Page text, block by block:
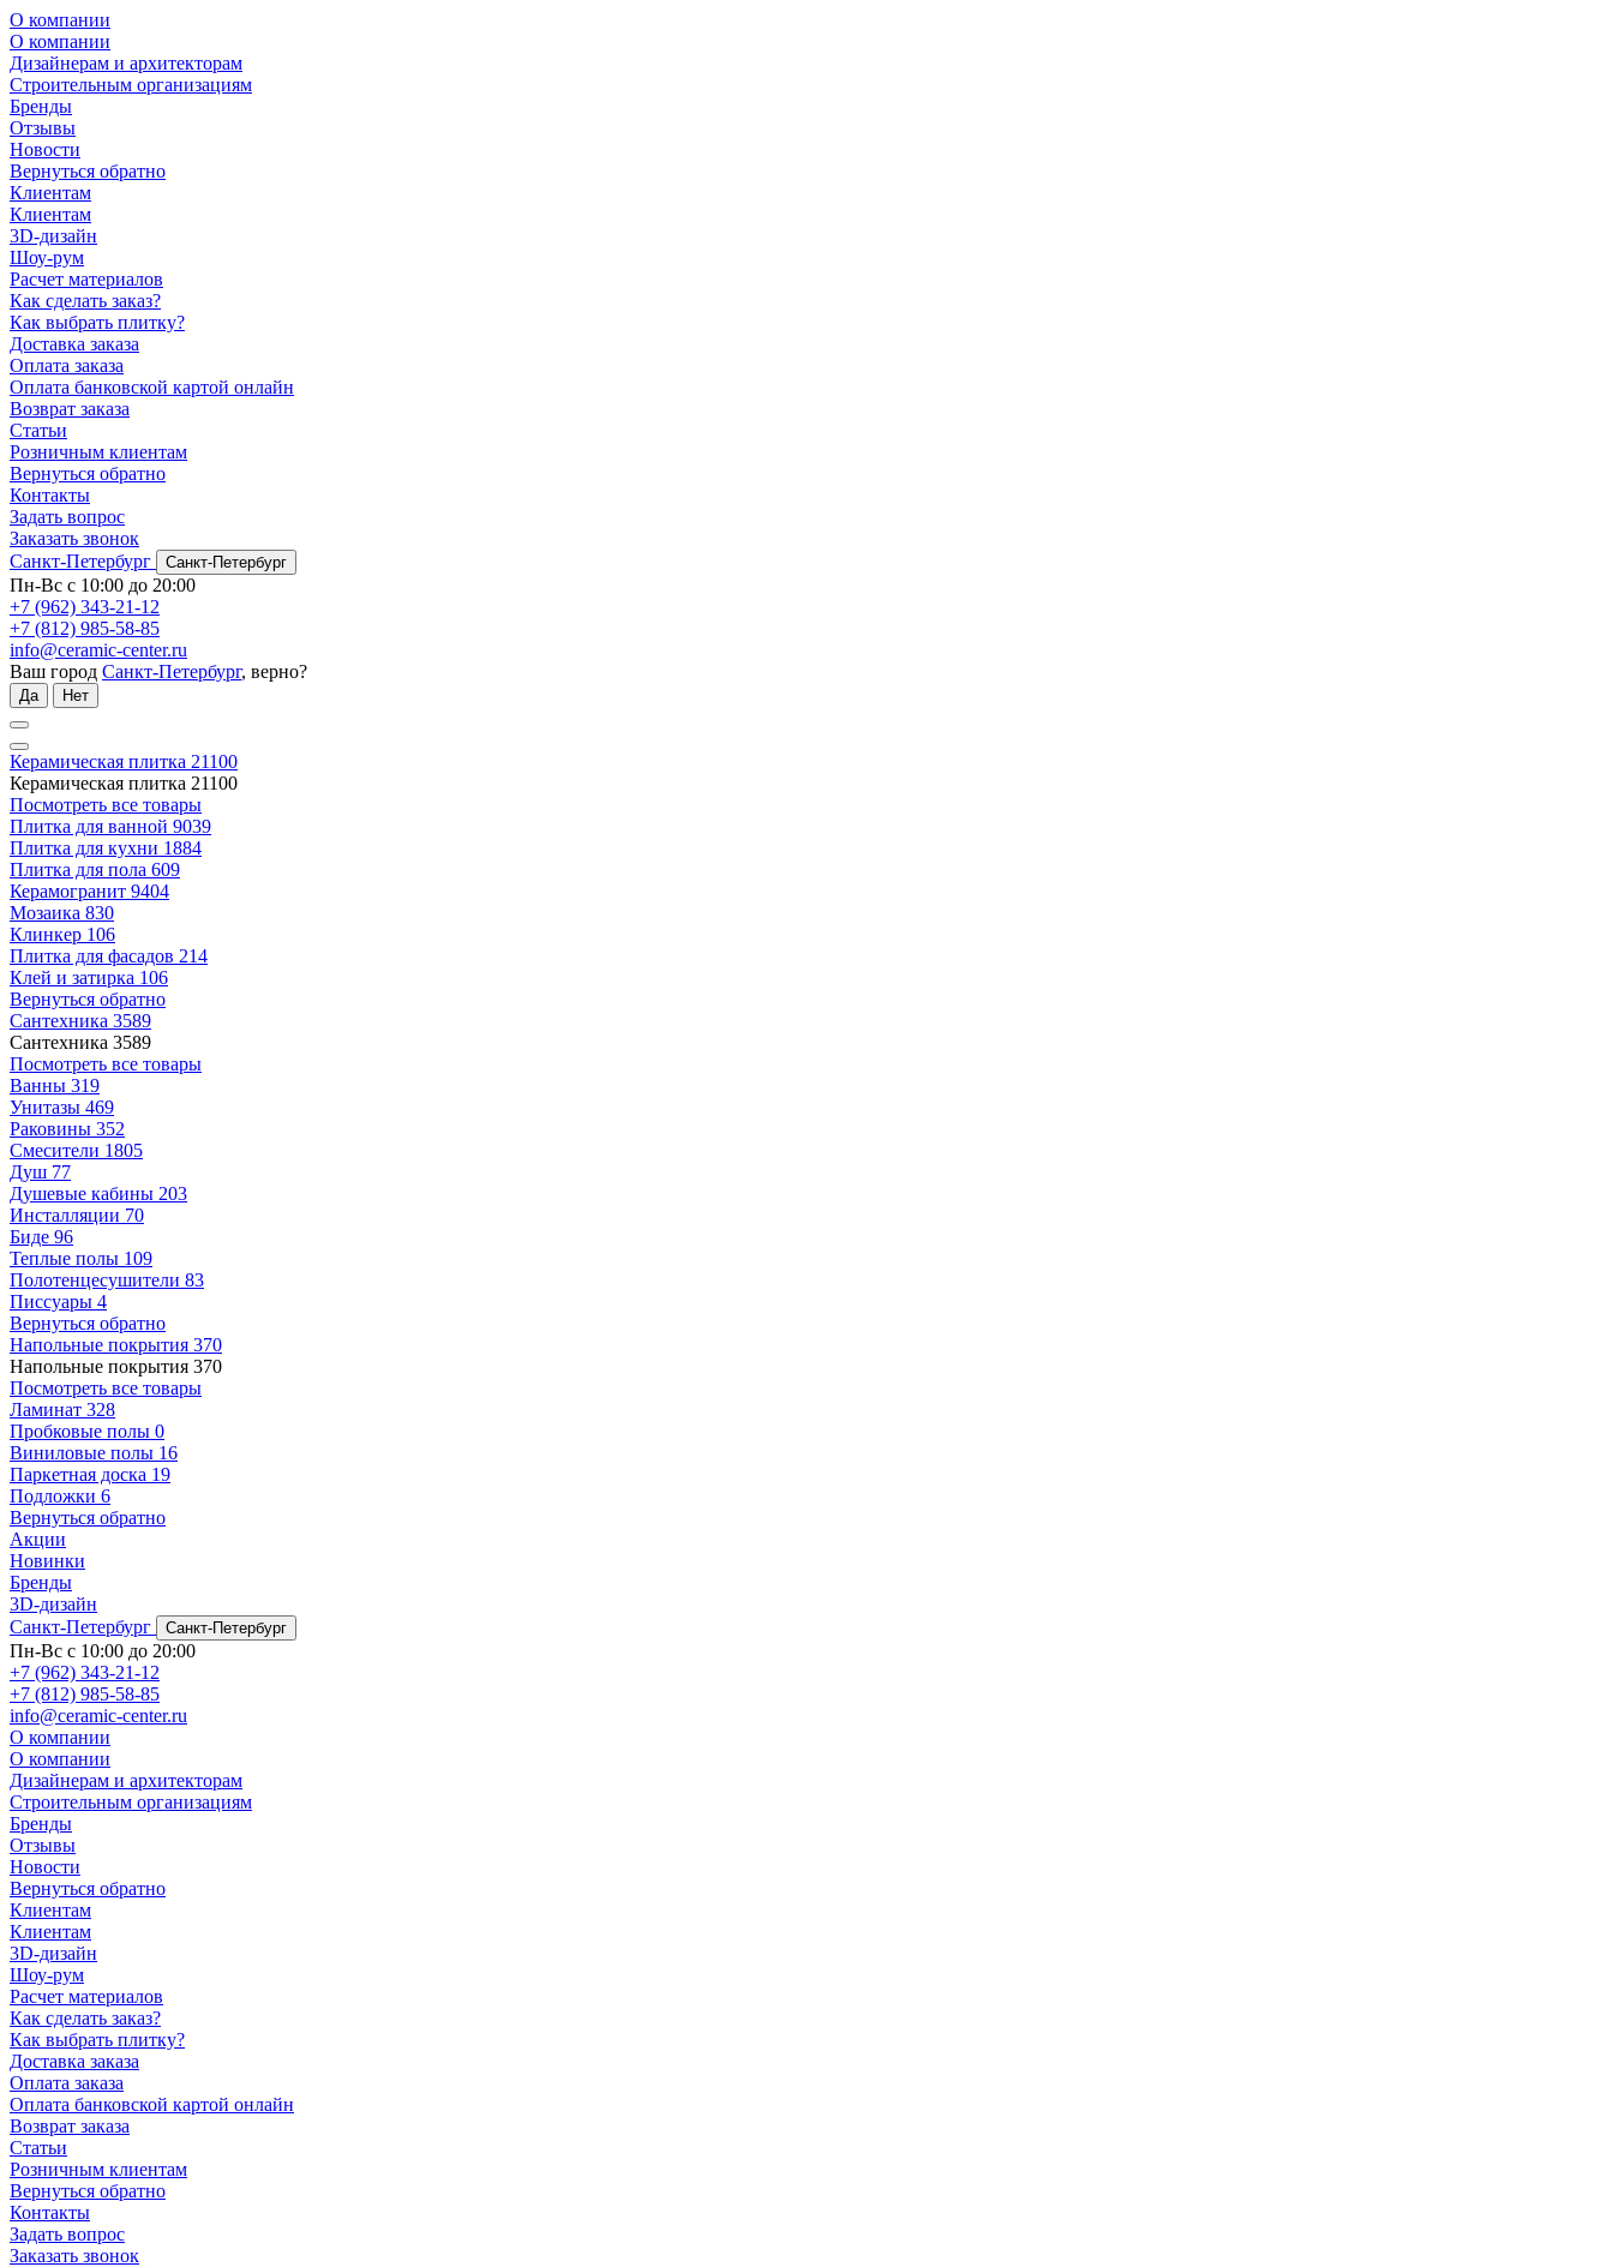
О компании
О компании
Дизайнерам и архитекторам
Строительным организациям
Бренды
Отзывы
Новости
Вернуться обратно
Клиентам
Клиентам
3D-дизайн
Шоу-рум
Расчет материалов
Как сделать заказ?
Как выбрать плитку?
Доставка заказа
Оплата заказа
Оплата банковской картой онлайн
Возврат заказа
Статьи
Розничным клиентам
Вернуться обратно
Контакты
Задать вопрос
Заказать звонок
Санкт-Петербург
Санкт-Петербург
Пн-Вс с 10:00 до 20:00
+7 (962) 343-21-12
+7 (812) 985-58-85
info@ceramic-center.ru
Ваш город Санкт-Петербург, верно?
Да Нет
Керамическая плитка 21100
Керамическая плитка 21100
Посмотреть все товары
Плитка для ванной 9039
Плитка для кухни 1884
Плитка для пола 609
Керамогранит 9404
Мозаика 830
Клинкер 106
Плитка для фасадов 214
Клей и затирка 106
Вернуться обратно
Сантехника 3589
Сантехника 3589
Посмотреть все товары
Ванны 319
Унитазы 469
Раковины 352
Смесители 1805
Душ 77
Душевые кабины 203
Инсталляции 70
Биде 96
Теплые полы 109
Полотенцесушители 83
Писсуары 4
Вернуться обратно
Напольные покрытия 370
Напольные покрытия 370
Посмотреть все товары
Ламинат 328
Пробковые полы 0
Виниловые полы 16
Паркетная доска 19
Подложки 6
Вернуться обратно
Акции
Новинки
Бренды
3D-дизайн
Санкт-Петербург
Санкт-Петербург
Пн-Вс с 10:00 до 20:00
+7 (962) 343-21-12
+7 (812) 985-58-85
info@ceramic-center.ru
О компании
О компании
Дизайнерам и архитекторам
Строительным организациям
Бренды
Отзывы
Новости
Вернуться обратно
Клиентам
Клиентам
3D-дизайн
Шоу-рум
Расчет материалов
Как сделать заказ?
Как выбрать плитку?
Доставка заказа
Оплата заказа
Оплата банковской картой онлайн
Возврат заказа
Статьи
Розничным клиентам
Вернуться обратно
Контакты
Задать вопрос
Заказать звонок